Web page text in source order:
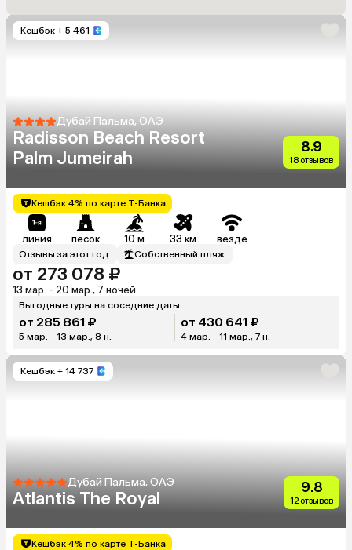
Кешбэк + 5 461
Дубай Пальма, ОАЭ
Radisson Beach Resort
Palm Jumeirah
8.9
18 отзывов
Кешбэк 4% по карте Т-Банка
линия песок 10 м 33 км везде
Отзывы за этот год Собственный пляж
от 273 078 ₽
13 мар. - 20 мар., 7 ночей
Выгодные туры на соседние даты
от 285 861 ₽
5 мар. - 13 мар., 8 н.
от 430 641 ₽
4 мар. - 11 мар., 7 н.
Кешбэк + 14 737
Дубай Пальма, ОАЭ
Atlantis The Royal
9.8
12 отзывов
Кешбэк 4% по карте Т-Банка